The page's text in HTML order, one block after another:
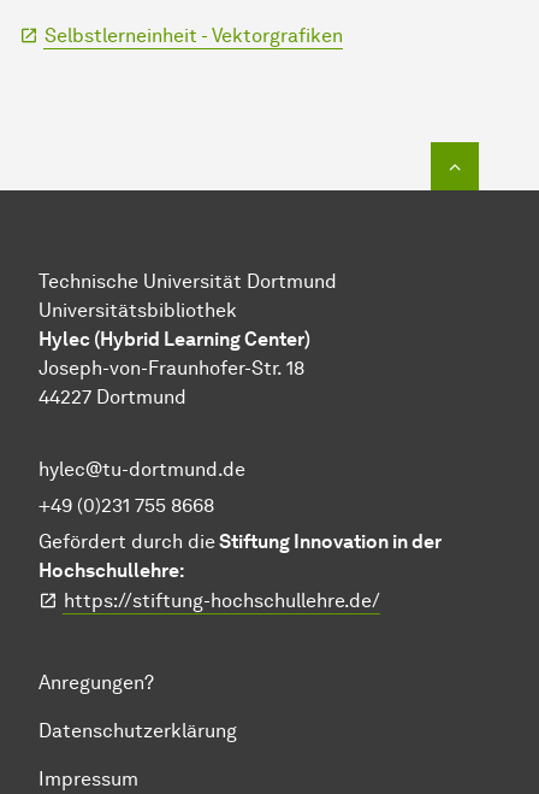
Selbstlerneinheit - Vektorgrafiken
Technische Universität Dortmund
Universitätsbibliothek
Hylec (Hybrid Learning Center)
Joseph-von-Fraunhofer-Str. 18
44227 Dortmund
hylec@tu-dortmund.de
+49 (0)231 755 8668
Gefördert durch dieStiftung Innovation in der
Hochschullehre:
https://stiftung-hochschullehre.de/
Anregungen?
Datenschutzerklärung
Impressum